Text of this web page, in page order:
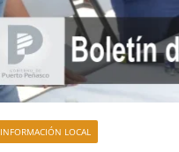
INFORMACIÓN LOCAL